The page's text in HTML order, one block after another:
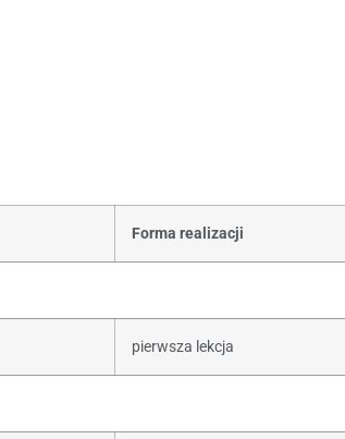
Forma realizacji
pierwsza lekcja